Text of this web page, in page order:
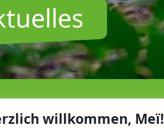
willkommen, Meï!